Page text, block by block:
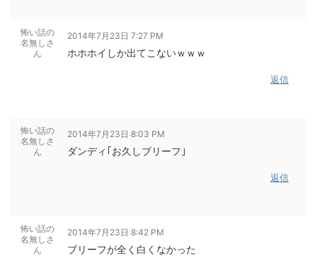
怖い話の
名無しさ
ん
2014年7月23日 7:27 PM
ホホホイしか出てこないｗｗｗ
返信
怖い話の
名無しさ
ん
2014年7月23日 8:03 PM
ダンディ｢お久しブリーフ｣
返信
怖い話の
名無しさ
ん
2014年7月23日 8:42 PM
ブリーフが全く白くなかった